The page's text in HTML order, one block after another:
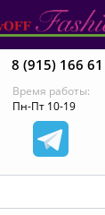
8 (915) 166
Время работы:
Пн-Пт 10-19